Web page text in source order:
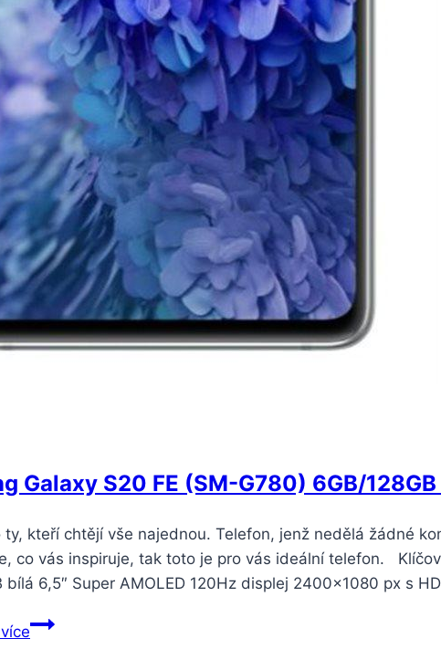
Galaxy S20 FE (SM-G780) 6GB/
ty, kteří chtějí vše najednou. Telefon, jenž nedělá žádné
co vás inspiruje, tak toto je pro vás ideální telefon.
bílá 6,5″ Super AMOLED 120Hz displej 2400×1080 px s
Samsung